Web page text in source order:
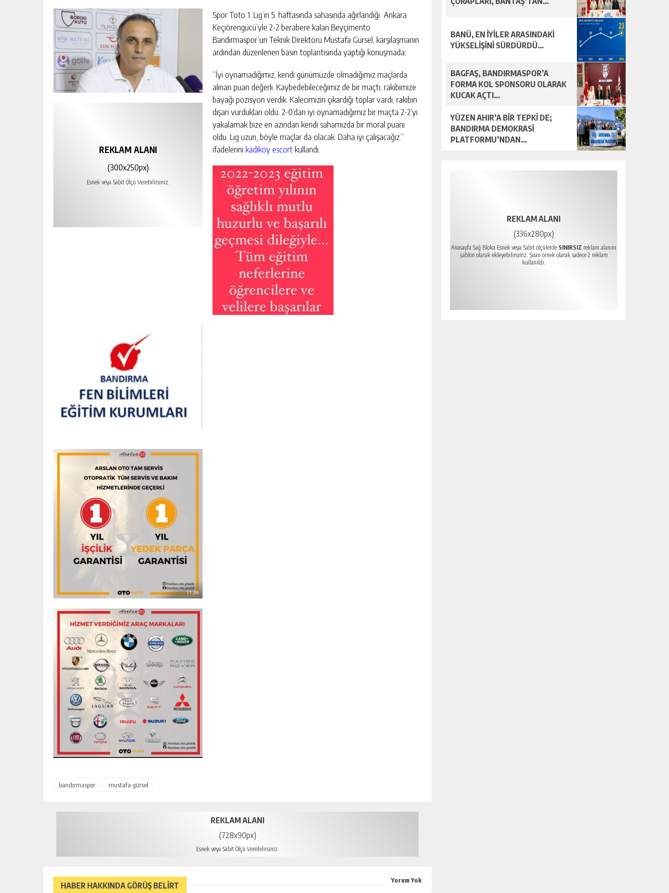
REKLAM ALANI
(300x250px)
Esnek veya Sabit Ölçü Verebilirsiniz.
Spor Toto 1. Lig’in 5. haftasında sahasında ağırlandığı Ankara
Keçiörengücü’yle 2-2 berabere kalan Beyçimento
Bandırmaspor’un Teknik Direktörü Mustafa Gürsel, karşılaşmanın
ardından düzenlenen basın toplantısında yaptığı konuşmada;
“İyi oynamadığımız, kendi günümüzde olmadığımız maçlarda
alınan puan değerli. Kaybedebileceğimiz de bir maçtı, rakibimize
bayağı pozisyon verdik. Kalecimizin çıkardığı toplar vardı, rakibin
dışarı vurdukları oldu. 2-0’dan iyi oynamadığımız bir maçta 2-2’yi
yakalamak bize en azından kendi sahamızda bir moral puanı
oldu. Lig uzun, böyle maçlar da olacak. Daha iyi çalışacağız.”
ifadelerini kadıköy escortkullandı.
bandırmaspor mustafa gürsel
REKLAM ALANI
(728x90px)
Esnek veya Sabit Ölçü Verebilirsiniz.
HABER HAKKINDA GÖRÜŞ BELİRT
Yorum Yok
BANÜ, EN İYİLER ARASINDAKİ
YÜKSELİŞİNİ SÜRDÜRDÜ…
BAGFAŞ, BANDIRMASPOR’A
FORMA KOL SPONSORU OLARAK
KUCAK AÇTI…
YÜZEN AHIR’A BİR TEPKİ DE;
BANDIRMA DEMOKRASİ
PLATFORMU’NDAN…
REKLAM ALANI
(336x280px)
Anasayfa Sağ Bloka Esnek veya Sabit ölçülerde SINIRSIZ reklam alanını
şablon olarak ekleyebilirsiniz. Şuan örnek olarak sadece 2 reklam
kullanıldı.